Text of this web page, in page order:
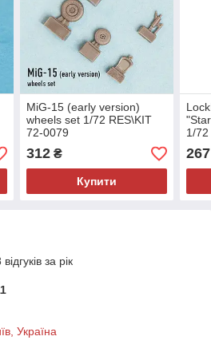
MiG-15 (early version)
wheels set 1/72 RES\KIT
72-0079
312₴
Купити
1/
267
за рік
Україна